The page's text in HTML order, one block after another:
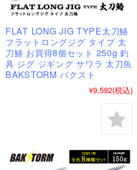
FLAT LONG JIG TYPE太刀鰆
フラットロングジグ タイプ 太
刀鰆 お買得8個セット 250g 釣
具 ジグ ジギング サワラ 太刀魚
BAKSTORM バクスト
¥9,592(税込)